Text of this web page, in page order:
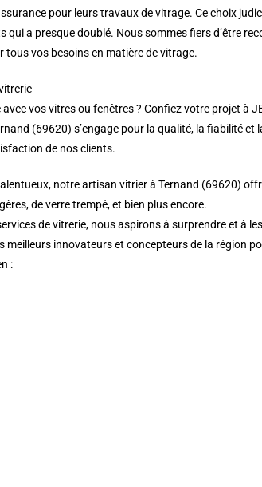
pour leurs travaux de vitrage. Ce choix
qui a presque doublé. Nous sommes fiers d’être
tous vos besoins en matière de vitrage.
vos vitres ou fenêtres ? Confiez votre projet à
(69620) s’engage pour la qualité, la fiabilité
de nos clients.
notre artisan vitrier à Ternand (69620)
de verre trempé, et bien plus encore.
de vitrerie, nous aspirons à surprendre et à
meilleurs innovateurs et concepteurs de la région
: